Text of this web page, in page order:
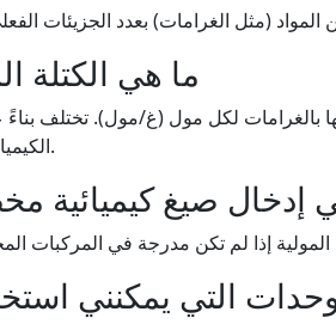
ما هي الكتلة
بالغرامات لكل مول (غ/مول). تختلف
الكيميائية للمركب.
إدخال صيغ كيميائية
التي يمكنني